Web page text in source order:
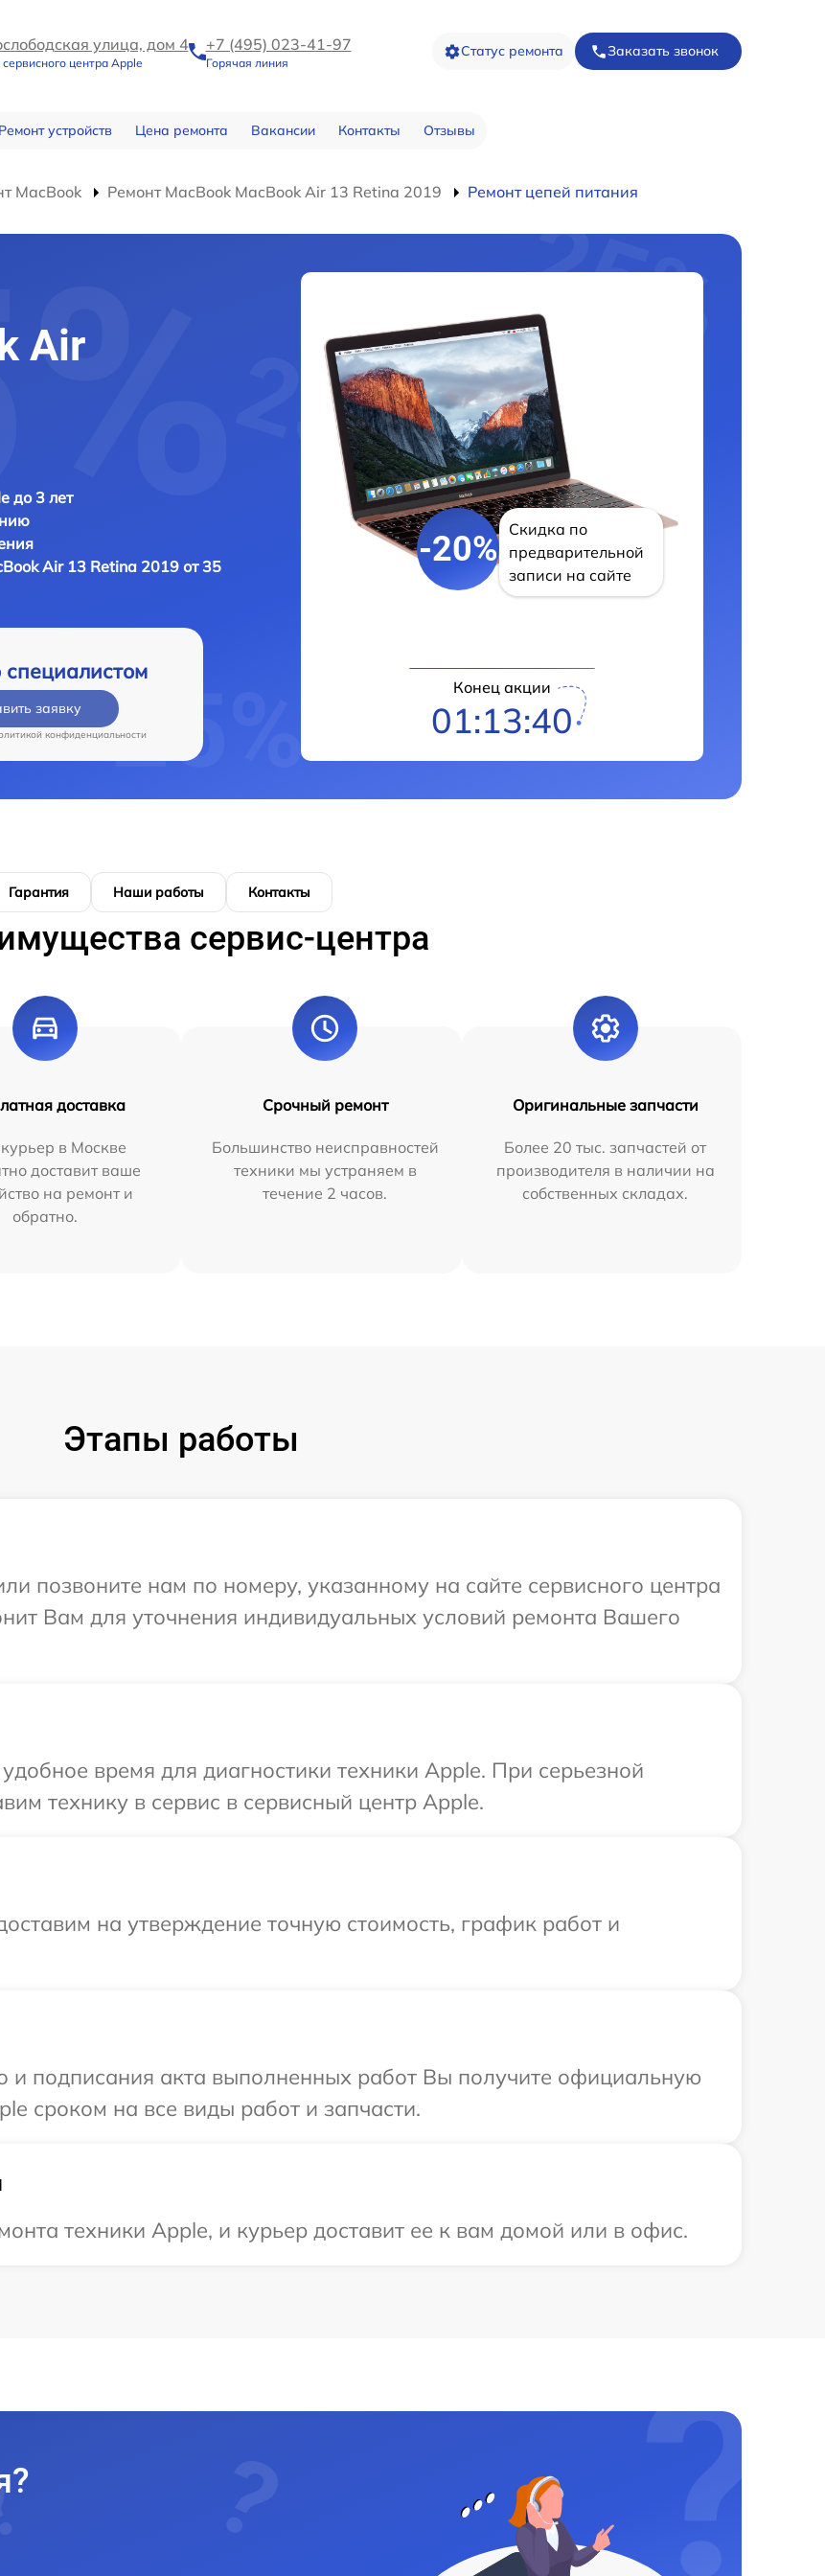
улица, дом 4
центра Apple
+7 (495) 023-41-97
Горячая линия
Статус ремонта Заказать звонок
устройств Цена ремонта Вакансии Контакты Отзывы
MacBook Ремонт MacBook MacBook Air 13 Retina 2019 Ремонт цепей питания
Air
до 3 лет
Air 13 Retina 2019 от 35
специалистом
заявку
конфиденциальности
-20%
Скидка по
предварительной
записи на сайте
Конец акции
01:13:39
Гарантия Наши работы Контакты
сервис-центра
доставка
в Москве
доставит ваше
на ремонт и
обратно.
Срочный ремонт
Большинство неисправностей
техники мы устраняем в
течение 2 часов.
Оригинальные запчасти
Более 20 тыс. запчастей от
производителя в наличии на
собственных складах.
Этапы работы
позвоните нам по номеру, указанному на сайте сервисного центра
Вам для уточнения индивидуальных условий ремонта Вашего
время для диагностики техники Apple. При серьезной
технику в сервис в сервисный центр Apple.
на утверждение точную стоимость, график работ и
и подписания акта выполненных работ Вы получите официальную
сроком на все виды работ и запчасти.
техники Apple, и курьер доставит ее к вам домой или в офис.